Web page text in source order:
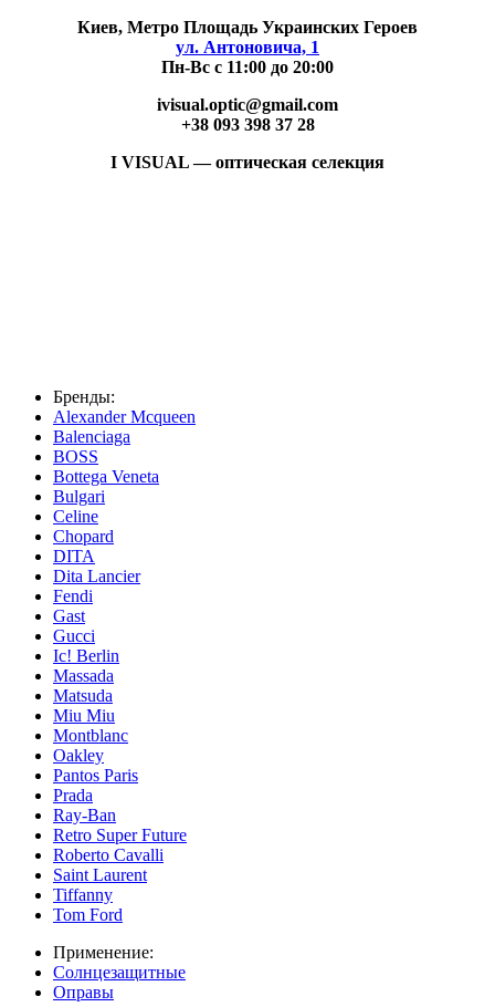
Киев, Метро Площадь Украинских Героев
ул. Антоновича, 1
Пн-Вс с 11:00 до 20:00
ivisual.optic@gmail.com
+38 093 398 37 28
I VISUAL — оптическая селекция
Бренды:
Alexander Mcqueen
Balenciaga
BOSS
Bottega Veneta
Bulgari
Celine
Chopard
DITA
Dita Lancier
Fendi
Gast
Gucci
Ic! Berlin
Massada
Matsuda
Miu Miu
Montblanc
Oakley
Pantos Paris
Prada
Ray-Ban
Retro Super Future
Roberto Cavalli
Saint Laurent
Tiffanny
Tom Ford
Применение:
Солнцезащитные
Оправы